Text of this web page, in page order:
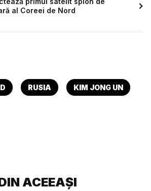
al Coreei de Nord
RUSIA KIM JONG UN
ACEEAȘI